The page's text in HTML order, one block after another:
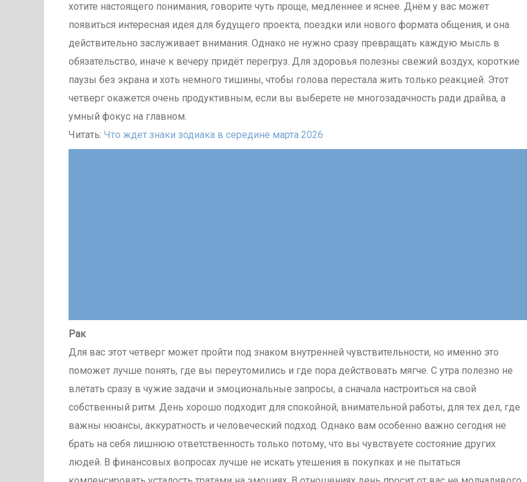
хотите настоящего понимания, говорите чуть проще, медленнее и яснее. Днём у вас может
появиться интересная идея для будущего проекта, поездки или нового формата общения, и она
действительно заслуживает внимания. Однако не нужно сразу превращать каждую мысль в
обязательство, иначе к вечеру придёт перегруз. Для здоровья полезны свежий воздух, короткие
паузы без экрана и хоть немного тишины, чтобы голова перестала жить только реакцией. Этот
четверг окажется очень продуктивным, если вы выберете не многозадачность ради драйва, а
умный фокус на главном.
Читать: Что ждет знаки зодиака в середине марта 2026
Рак
Для вас этот четверг может пройти под знаком внутренней чувствительности, но именно это
поможет лучше понять, где вы переутомились и где пора действовать мягче. С утра полезно не
влетать сразу в чужие задачи и эмоциональные запросы, а сначала настроиться на свой
собственный ритм. День хорошо подходит для спокойной, внимательной работы, для тех дел, где
важны нюансы, аккуратность и человеческий подход. Однако вам особенно важно сегодня не
брать на себя лишнюю ответственность только потому, что вы чувствуете состояние других
людей. В финансовых вопросах лучше не искать утешения в покупках и не пытаться